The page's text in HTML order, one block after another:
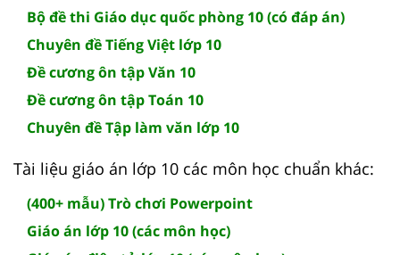
Bộ đề thi Giáo dục quốc phòng 10 (có đáp án)
Chuyên đề Tiếng Việt lớp 10
Đề cương ôn tập Văn 10
Đề cương ôn tập Toán 10
Chuyên đề Tập làm văn lớp 10
Tài liệu giáo án lớp 10 các môn học chuẩn khác:
(400+ mẫu) Trò chơi Powerpoint
Giáo án lớp 10 (các môn học)